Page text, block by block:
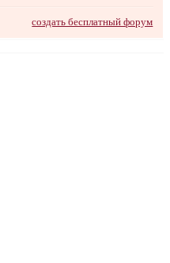
создать бесплатный форум